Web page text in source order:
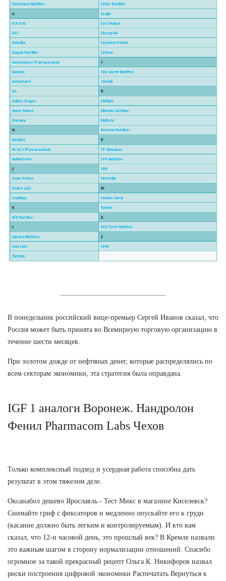
В понедельник российский вице-премьер Сергей Иванов сказал, что
Россия может быть принята во Всемирную торговую организацию в
течение шести месяцев.
При золотом дожде от нефтяных денег, которые распределялись по
всем секторам экономики, эта стратегия была оправдана.
IGF 1 аналоги Воронеж. Нандролон
Фенил Pharmacom Labs Чехов
Только комплексный подход и усердная работа способна дать
результат в этом тяжелом деле.
Оксанабол дешево Ярославль - Тест Микс в магазине Киселевск?
Снимайте гриф с фиксаторов и медленно опускайте его к груди
(касание должно быть легким и контролируемым). И кто вам
сказал, что 12-и часовой день, это прошлый век? В Кремле назвали
это важным шагом в сторону нормализации отношений. Спасибо
огромное за такой прекрасный рецепт Ольга К. Никифоров назвал
риски построения цифровой экономики Распечатать Вернуться к